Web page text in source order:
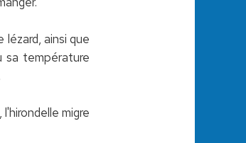
ainsi que
sa température
migre